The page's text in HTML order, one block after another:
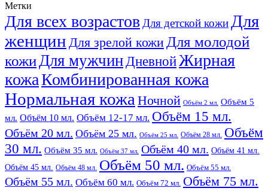
Метки
Для всех возрастовДля детской кожиДля
женщин Для зрелой кожиДля молодой
кожиДля мужчинДневнойЖирная
кожаКомбинированная кожа
Нормальная кожаНочной Объём 2 мл. Объём 5
мл. Объём 10 мл. Объём 12-17 мл. Объём 15 мл.
Объём 20 мл. Объём 25 мл. Объём 25 мл. Объём 28 мл. Объём
30 мл. Объём 35 мл. Объём 37 мл. Объём 40 мл. Объём 41 мл.
Объём 45 мл. Объём 48 мл. Объём 50 мл. Объём 55 мл.
Объём 55 мл. Объём 60 мл. Объём 72 мл. Объём 75 мл.